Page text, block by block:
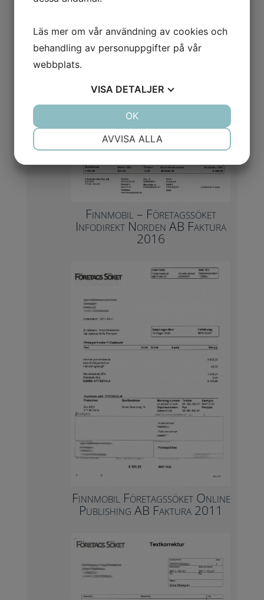
Finnmobil – Företagssöket
Infodirekt Norden AB Faktura
2016
Finnmobil Företagssöket Online
Publishing AB Faktura 2011
Läs mer om vår användning av cookies och
behandling av personuppgifter på vår
webbplats.
VISA DETALJER
MARKNADSFÖRING STATISTIK
AVVISA ALLA
OK